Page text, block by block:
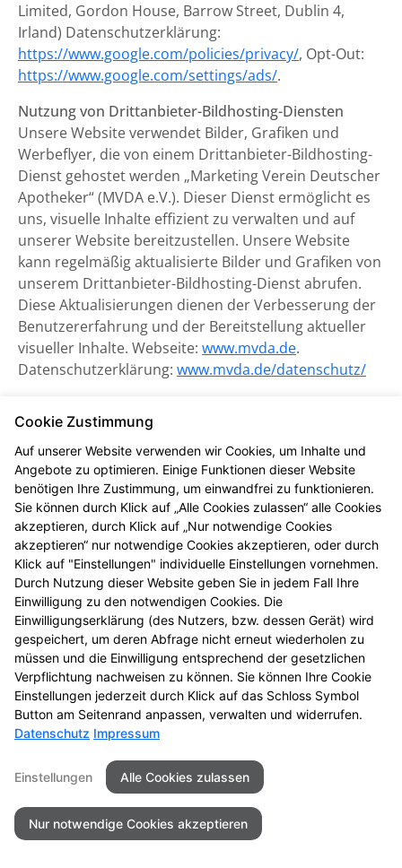
Limited, Gordon House, Barrow Street, Dublin 4,
Irland) Datenschutzerklärung:
https://www.google.com/policies/privacy/, Opt-Out:
https://www.google.com/settings/ads/.
Nutzung von Drittanbieter-Bildhosting-Diensten
Unsere Website verwendet Bilder, Grafiken und
Werbeflyer, die von einem Drittanbieter-Bildhosting-
Dienst gehostet werden „Marketing Verein Deutscher
Apotheker“ (MVDA e.V.). Dieser Dienst ermöglicht es
uns, visuelle Inhalte effizient zu verwalten und auf
unserer Website bereitzustellen. Unsere Website
kann regelmäßig aktualisierte Bilder und Grafiken von
unserem Drittanbieter-Bildhosting-Dienst abrufen.
Diese Aktualisierungen dienen der Verbesserung der
Benutzererfahrung und der Bereitstellung aktueller
visueller Inhalte. Webseite: www.mvda.de.
Datenschutzerklärung: www.mvda.de/datenschutz/
1 S. 1 lit. f) DSGVO)
Datenschutzerklärung zum
Kontaktformular und CAPTCHA
Wenn Sie uns per Kontaktformular oder per
Vorbestellungsformular Anfragen zukommen lassen,
werden Ihre Angaben aus dem Formular inklusive der
von Ihnen dort angegebenen Kontaktdaten zwecks
Bearbeitung der Anfragen/Vorbestellung für den Fall
von Anschlussfragen bei uns gespeichert. Diese
Daten geben wir nicht ohne Ihre Einwilligung weiter.
Einsatz von Buchstaben-CAPTCHA „captcha-image“
Zum Schutz Ihrer Anfragen/Vorbestellungen über das
Internetformular verwenden wir den Dienst
Buchstaben-CAPTCHA des Unternehmens BCF GmbH
(https://www.b-cf.de/
). Die Abfrage dient der
Unterscheidung, ob die Eingabe durch einen
Menschen oder missbräuchlich durch automatisierte,
maschinelle Verarbeitung (Bots) erfolgt. Das CAPTCHA
Cookie Zustimmung
Auf unserer Website verwenden wir Cookies, um Inhalte und
Angebote zu optimieren. Einige Funktionen dieser Website
benötigen Ihre Zustimmung, um einwandfrei zu funktionieren.
Sie können durch Klick auf „Alle Cookies zulassen“ alle Cookies
akzeptieren, durch Klick auf „Nur notwendige Cookies
akzeptieren“ nur notwendige Cookies akzeptieren, oder durch
Klick auf "Einstellungen" individuelle Einstellungen vornehmen.
Durch Nutzung dieser Website geben Sie in jedem Fall Ihre
Einwilligung zu den notwendigen Cookies. Die
Einwilligungserklärung (des Nutzers, bzw. dessen Gerät) wird
gespeichert, um deren Abfrage nicht erneut wiederholen zu
müssen und die Einwilligung entsprechend der gesetzlichen
Verpflichtung nachweisen zu können. Sie können Ihre Cookie
Einstellungen jederzeit durch Klick auf das Schloss Symbol
Button am Seitenrand anpassen, verwalten und widerrufen.
Datenschutz Impressum
Einstellungen Alle Cookies zulassen
Nur notwendige Cookies akzeptieren